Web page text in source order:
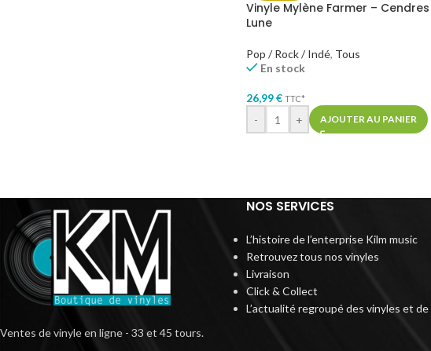
Vinyle Mylène Farmer – Cendres
Lune
Pop / Rock / Indé, Tous
En stock
26,99€ TTC*
- + AJOUTER AU PANIER
Ventes de vinyle en ligne - 33 et 45 tours.
NOS SERVICES
L’histoire de l’enterprise Kilm music
Retrouvez tous nos vinyles
Livraison
Click & Collect
L’actualité regroupé des vinyles et de